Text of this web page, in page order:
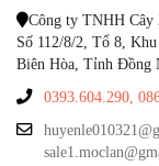
Công ty TNHH Cây
Số 112/8/2, Tổ 8,
Biên Hòa, Tỉnh Đồng
0393.604.290,